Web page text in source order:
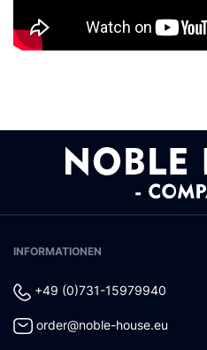
INFORMATIONEN
+49 (0)731-15979940
order@noble-house.eu